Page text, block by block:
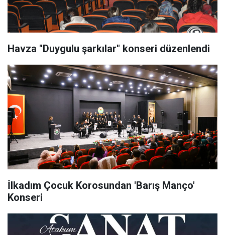
Havza "Duygulu şarkılar" konseri düzenlendi
İlkadım Çocuk Korosundan 'Barış Manço'
Konseri